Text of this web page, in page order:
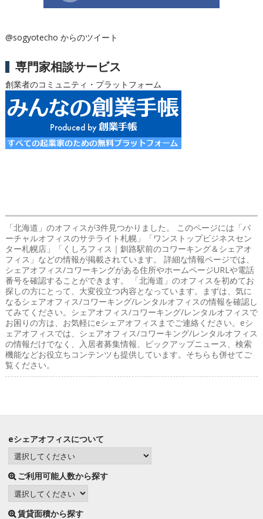
@sogyotecho からのツイート
専門家相談サービス
創業者のコミュニティ・プラットフォーム
「北海道」のオフィスが3件見つかりました。 このページには「バ
ーチャルオフィスのサテライト札幌」「ワンストップビジネスセン
ター札幌店」「くしろフィス｜釧路駅前のコワーキング＆シェアオ
フィス」などの情報が掲載されています。 詳細な情報ページでは、
シェアオフィス/コワーキングがある住所やホームページURLや電話
番号を確認することができます。 「北海道」のオフィスを初めてお
探しの方にとって、大変役立つ内容となっています。まずは、気に
なるシェアオフィス/コワーキング/レンタルオフィスの情報を確認し
てみてください。シェアオフィス/コワーキング/レンタルオフィスで
お困りの方は、お気軽にeシェアオフィスまでご連絡ください。eシ
ェアオフィスでは、シェアオフィス/コワーキング/レンタルオフィス
の情報だけでなく、入居者募集情報、ピックアップニュース、検索
機能などお役立ちコンテンツも提供しています。そちらも併せてご
覧ください。
eシェアオフィスについて
ご利用可能人数から探す
賃貸面積から探す